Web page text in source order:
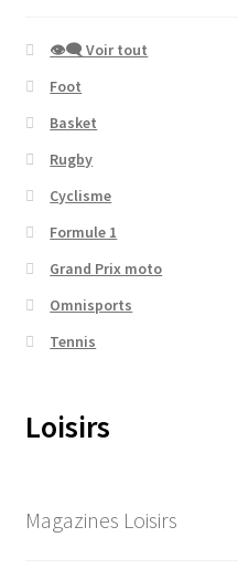
👁‍🗨 Voir tout
Foot
Basket
Rugby
Cyclisme
Formule 1
Grand Prix moto
Omnisports
Tennis
Loisirs
Magazines Loisirs